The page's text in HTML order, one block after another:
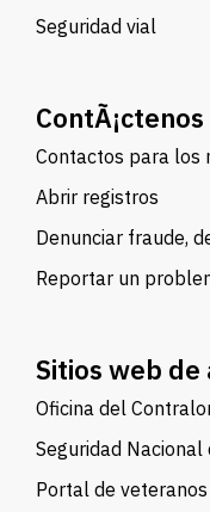
Seguridad vial
ContÃ¡ctenos
Contactos para los
Abrir registros
Denunciar fraude,
Reportar un
Sitios web
Oficina del
Seguridad Nacional
Portal de veteranos